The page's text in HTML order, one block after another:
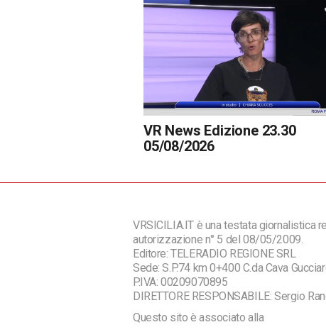
VR News Edizione 23.30
05/08/2026
VRSICILIA.IT è una testata giornalistica
autorizzazione n° 5 del 08/05/2009.
Editore: TELERADIO REGIONE SRL
Sede: S.P.74 km 0+400 C.da Cava
P.IVA: 00209070895
DIRETTORE RESPONSABILE: Sergio
Questo sito è associato alla